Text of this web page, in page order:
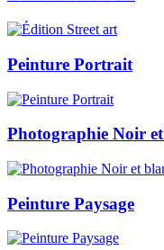
Peinture Portrait
Photographie Noir
Peinture Paysage